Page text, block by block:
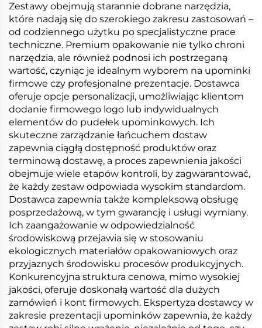
Zestawy obejmują starannie dobrane narzędzia,
które nadają się do szerokiego zakresu zastosowań –
od codziennego użytku po specjalistyczne prace
techniczne. Premium opakowanie nie tylko chroni
narzędzia, ale również podnosi ich postrzeganą
wartość, czyniąc je idealnym wyborem na upominki
firmowe czy profesjonalne prezentacje. Dostawca
oferuje opcje personalizacji, umożliwiając klientom
dodanie firmowego logo lub indywidualnych
elementów do pudełek upominkowych. Ich
skuteczne zarządzanie łańcuchem dostaw
zapewnia ciągłą dostępność produktów oraz
terminową dostawę, a proces zapewnienia jakości
obejmuje wiele etapów kontroli, by zagwarantować,
że każdy zestaw odpowiada wysokim standardom.
Dostawca zapewnia także kompleksową obsługę
posprzedażową, w tym gwarancję i usługi wymiany.
Ich zaangażowanie w odpowiedzialność
środowiskową przejawia się w stosowaniu
ekologicznych materiałów opakowaniowych oraz
przyjaznych środowisku procesów produkcyjnych.
Konkurencyjna struktura cenowa, mimo wysokiej
jakości, oferuje doskonałą wartość dla dużych
zamówień i kont firmowych. Ekspertyza dostawcy w
zakresie prezentacji upominków zapewnia, że każdy